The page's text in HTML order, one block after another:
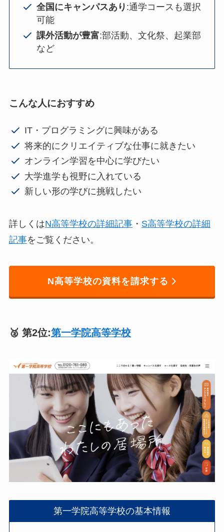
全国にキャンパスあり :通学コースも選択
可能
課外活動が豊富:部活動、文化祭、起業部
など
こんな人におすすめ
IT・プログラミングに興味がある
将来的にクリエイティブな仕事に就きたい
オンライン学習を中心に学びたい
大学進学も視野に入れている
新しい形の学びに挑戦したい
詳しくはN高等学校の詳細記事・ S高等学校の詳細
記事をご覧ください。
N高等学校の資料を請求する
🥈 第2位:第一学院高等学校
第一学院高等学校の基本情報